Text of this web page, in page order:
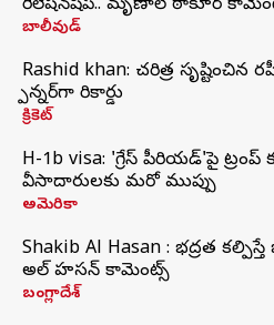
రిలేషన్‌షిప్.. మృణాల్ ఠాకూర్
బాలీవుడ్
Rashid khan: చరిత్ర
స్పిన్నర్‌గా రికార్డు
క్రికెట్
H-1b visa: 'గ్రేస్‌ పీరియడ్‌'పై ట్రంప్‌
వీసాదారులకు మరో ముప్పు
అమెరికా
Shakib Al Hasan : భద్రత
అల్ హసన్ కామెంట్స్
బంగ్లాదేశ్